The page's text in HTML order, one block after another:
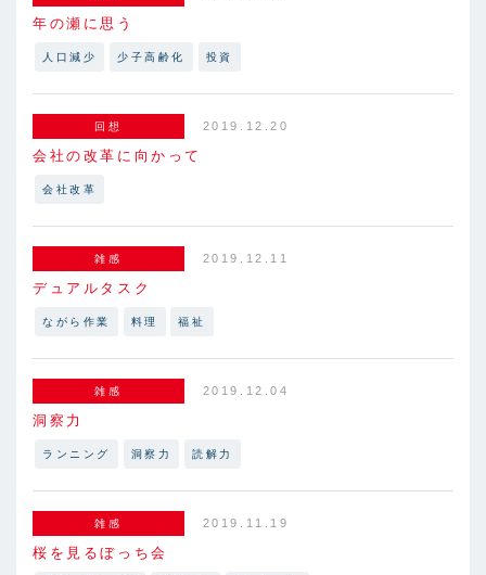
年の瀬に思う
人口減少 少子高齢化 投資
回想 2019.12.20
会社の改革に向かって
会社改革
雑感 2019.12.11
デュアルタスク
ながら作業 料理 福祉
雑感 2019.12.04
洞察力
ランニング 洞察力 読解力
雑感 2019.11.19
桜を見るぼっち会